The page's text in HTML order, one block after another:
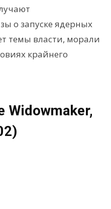
о запуске ядерных
темы власти, морали
крайнего
Widowmaker,